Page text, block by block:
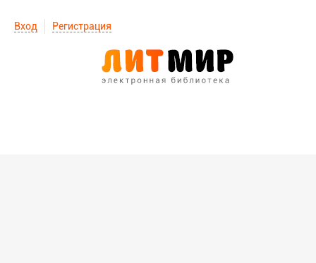
Вход Регистрация